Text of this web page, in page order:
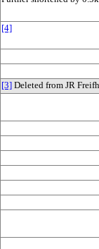
[4]
[3] Deleted from JR